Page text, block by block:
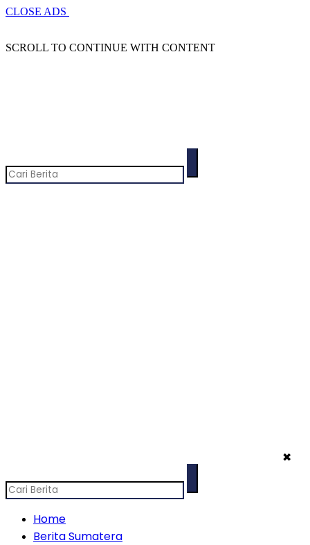
CLOSE ADS
SCROLL TO CONTINUE WITH CONTENT
✖
Home
Berita Sumatera